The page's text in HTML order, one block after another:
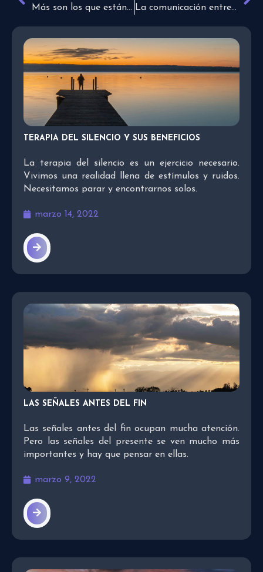
Más son los que están con nosotros
La comunicación entre los padres e hijos autistas
TERAPIA DEL SILENCIO Y SUS BENEFICIOS
La terapia del silencio es un ejercicio necesario.
Vivimos una realidad llena de estímulos y ruidos.
Necesitamos parar y encontrarnos solos.
marzo 14, 2022
LAS SEÑALES ANTES DEL FIN
Las señales antes del fin ocupan mucha atención.
Pero las señales del presente se ven mucho más
importantes y hay que pensar en ellas.
marzo 9, 2022